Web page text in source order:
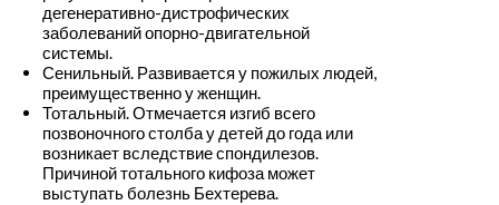
дегенеративно-дистрофических
заболеваний опорно-двигательной
системы.
Сенильный. Развивается у пожилых людей,
преимущественно у женщин.
Тотальный. Отмечается изгиб всего
позвоночного столба у детей до года или
возникает вследствие спондилезов.
Причиной тотального кифоза может
выступать болезнь Бехтерева.